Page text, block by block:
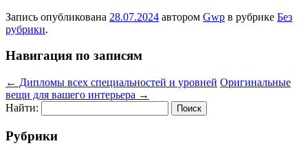
Запись опубликована 28.07.2024 автором Gwp в рубрике Без
рубрики.
Навигация по записям
← Дипломы всех специальностей и уровней Оригинальные
вещи для вашего интерьера →
Найти:
Рубрики